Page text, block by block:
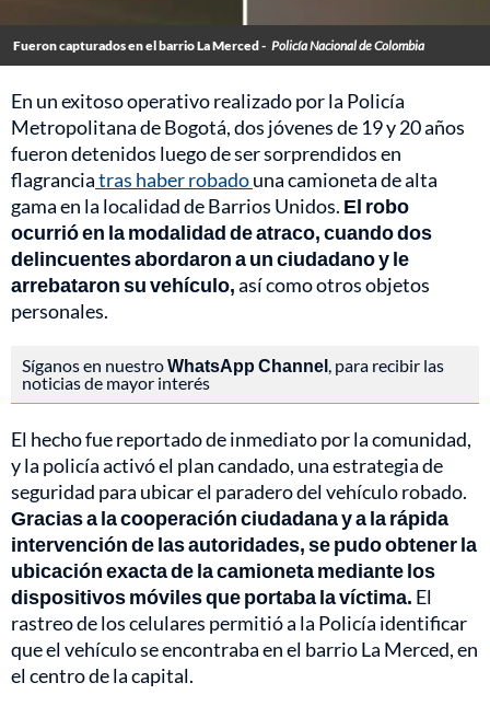
Fueron capturados en el barrio La Merced - Policía Nacional de Colombia
En un exitoso operativo realizado por la Policía
Metropolitana de Bogotá, dos jóvenes de 19 y 20 años
fueron detenidos luego de ser sorprendidos en
flagranciatras haber robadouna camioneta de alta
gama en la localidad de Barrios Unidos. El robo
ocurrió en la modalidad de atraco, cuando dos
delincuentes abordaron a un ciudadano y le
arrebataron su vehículo,así como otros objetos
personales.
Síganos en nuestroWhatsApp Channel, para recibir las
noticias de mayor interés
El hecho fue reportado de inmediato por la comunidad,
y la policía activó el plan candado, una estrategia de
seguridad para ubicar el paradero del vehículo robado.
Gracias a la cooperación ciudadana y a la rápida
intervención de las autoridades, se pudo obtener la
ubicación exacta de la camioneta mediante los
dispositivos móviles que portaba la víctima. El
rastreo de los celulares permitió a la Policía identificar
que el vehículo se encontraba en el barrio La Merced, en
el centro de la capital.